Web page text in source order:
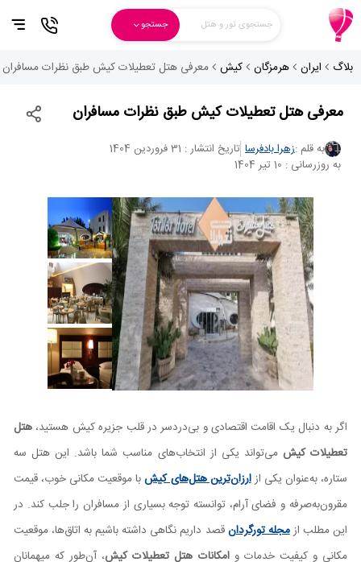
جستجوی تور و هتل جستجو
بلاگ ایران هرمزگان کیش معرفی هتل تعطیلات کیش طبق نظرات مسافران
معرفی هتل تعطیلات کیش طبق نظرات مسافران
به قلم :زهرا بادفرسا تاریخ انتشار : 31 فروردین 1404
به روزرسانی : 10 تیر 1404
اگر به دنبال یک اقامت اقتصادی و بی‌دردسر در قلب جزیره کیش هستید، هتل
تعطیلات کیش می‌تواند یکی از انتخاب‌های مناسب شما باشد. این هتل سه
ستاره، به‌عنوان یکی ازارزان‌ترین هتل‌های کیشبا موقعیت مکانی خوب، قیمت
مقرون‌به‌صرفه و فضای آرام، توانسته توجه بسیاری از مسافران را جلب کند. در
این مطلب ازمجله تورگردانقصد داریم نگاهی داشته باشیم به اتاق‌ها، موقعیت
مکانی و کیفیت خدمات وامکانات هتل تعطیلات کیش، آن‌طور که میهمانان